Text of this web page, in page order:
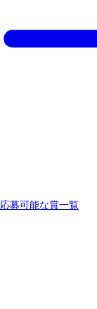
応募可能な賞一覧